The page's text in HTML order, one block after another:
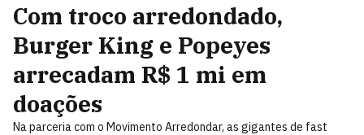
Com troco arredondado,
Burger King e Popeyes
arrecadam R$ 1 mi em
doações
Na parceria com o Movimento Arredondar, as gigantes de fast